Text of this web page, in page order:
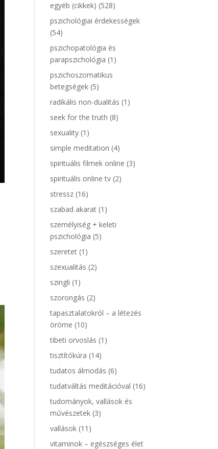
egyéb (cikkek) (528)
pszichológiai érdekességek
(54)
pszichopatológia és
parapszichológia (1)
pszichoszomatikus
betegségek (5)
radikális non-dualitás (1)
seek for the truth (8)
sexuality (1)
simple meditation (4)
spirituális filmek online (3)
spirituális online tv (2)
stressz (16)
szabad akarat (1)
személyiség + keleti
pszichológia (5)
szeretet (1)
szexualitás (2)
szingli (1)
szorongás (2)
tapasztalatokról – a létezés
öröme (10)
tibeti orvoslás (1)
tisztítókúra (14)
tudatos álmodás (6)
tudatváltás meditációval (16)
tudományok, vallások és
művészetek (3)
vallások (11)
vitaminok – egészséges élet